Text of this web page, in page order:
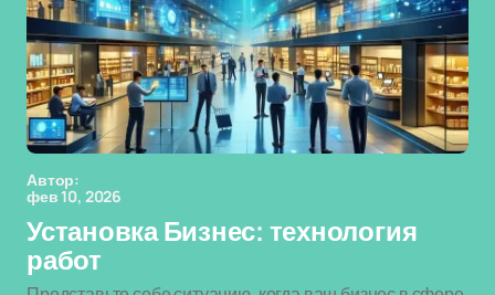
Автор:
фев 10, 2026
Установка Бизнес: технология
работ